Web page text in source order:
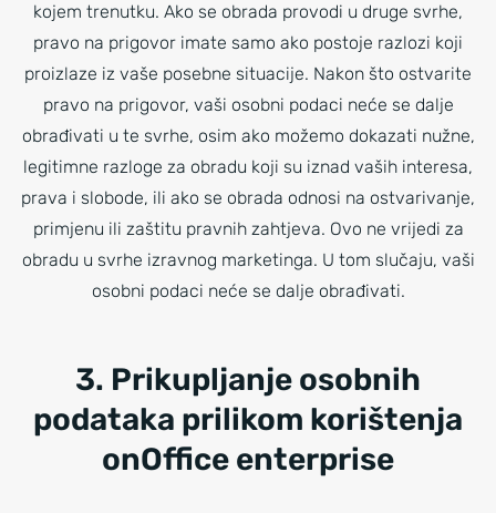
kojem trenutku. Ako se obrada provodi u druge svrhe,
pravo na prigovor imate samo ako postoje razlozi koji
proizlaze iz vaše posebne situacije. Nakon što ostvarite
pravo na prigovor, vaši osobni podaci neće se dalje
obrađivati u te svrhe, osim ako možemo dokazati nužne,
legitimne razloge za obradu koji su iznad vaših interesa,
prava i slobode, ili ako se obrada odnosi na ostvarivanje,
primjenu ili zaštitu pravnih zahtjeva. Ovo ne vrijedi za
obradu u svrhe izravnog marketinga. U tom slučaju, vaši
osobni podaci neće se dalje obrađivati.
3. Prikupljanje osobnih
podataka prilikom korištenja
onOffice enterprise